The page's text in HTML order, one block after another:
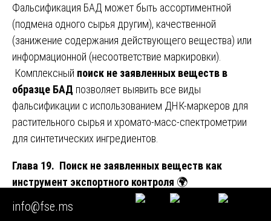
Фальсификация БАД может быть ассортиментной
(подмена одного сырья другим), качественной
(занижение содержания действующего вещества) или
информационной (несоответствие маркировки).
Комплексный поиск не заявленных веществ в
образце БАД позволяет выявить все виды
фальсификации с использованием ДНК-маркеров для
растительного сырья и хромато-масс-спектрометрии
для синтетических ингредиентов.
Глава 19. Поиск не заявленных веществ как
инструмент экспортного контроля 🌍
При поставках на экспорт российские БАД должны
info@fse.ms